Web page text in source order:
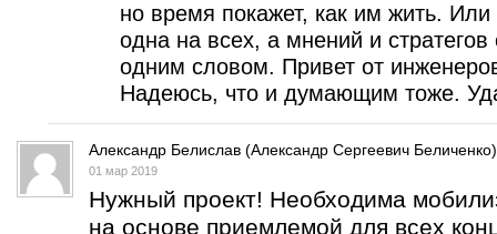
но время покажет, как им жить.
одна на всех, а мнений и стратегов
одним словом. Привет от
Надеюсь, что и думающим тоже.
Александр Белислав (Александр Сергеевич Беличенко)
01 мар 2019
Нужный проект! Необходима
на основе приемлемой для всех